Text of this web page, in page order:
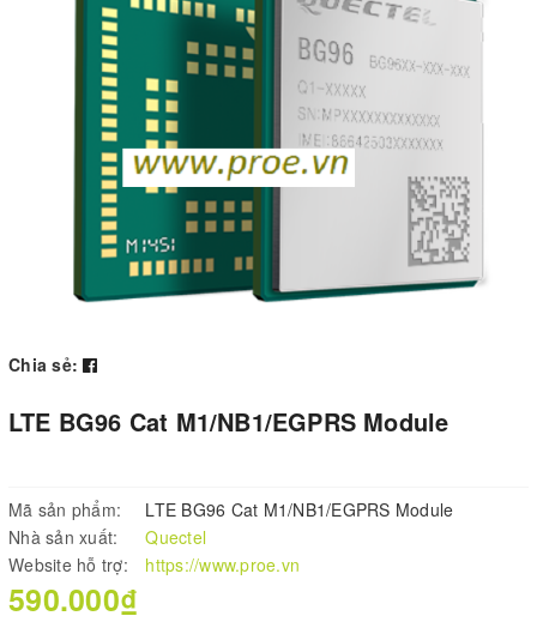
Chia sẻ:
LTE BG96 Cat M1/NB1/EGPRS Module
Mã sản phẩm:
LTE BG96 Cat M1/NB1/EGPRS Module
Nhà sản xuất:
Quectel
Website hỗ trợ:
https://www.proe.vn
590.000₫